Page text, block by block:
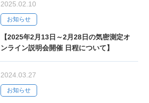
2025.02.10
お知らせ
【2025年2月13日～2月28日の気密測定オ
ンライン説明会開催 日程について】
2024.03.27
お知らせ